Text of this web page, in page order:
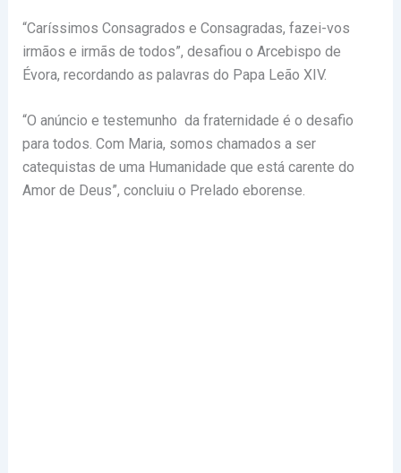
“Caríssimos Consagrados e Consagradas, fazei-vos
irmãos e irmãs de todos”, desafiou o Arcebispo de
Évora, recordando as palavras do Papa Leão XIV.
“O anúncio e testemunho da fraternidade é o desafio
para todos. Com Maria, somos chamados a ser
catequistas de uma Humanidade que está carente do
Amor de Deus”, concluiu o Prelado eborense.